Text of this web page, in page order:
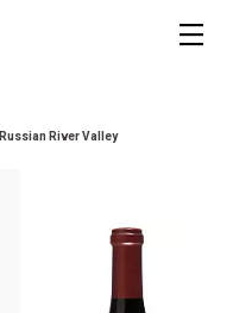
Russian River Valley